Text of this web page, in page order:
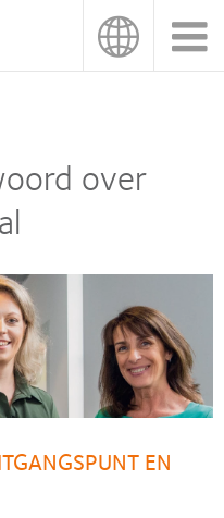
over
EN